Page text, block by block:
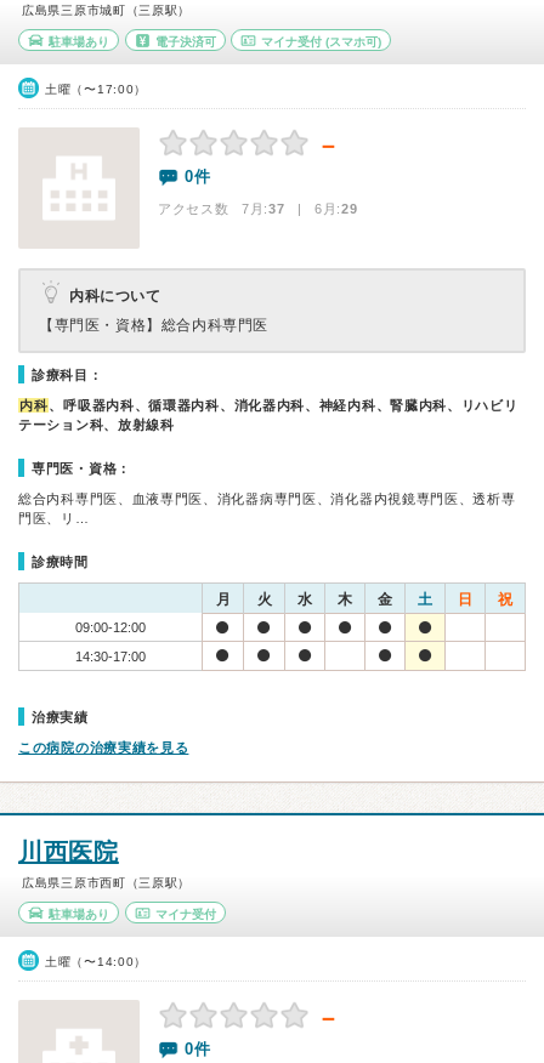
広島県三原市城町（三原駅）
駐車場あり 電子決済可 マイナ受付 (スマホ可)
土曜（〜17:00）
－
0件
アクセス数 7月:37 | 6月:29
内科について
【専門医・資格】 総合内科専門医
診療科目：
内科、呼吸器内科、循環器内科、消化器内科、神経内科、腎臓内科、リハビリ
テーション科、放射線科
専門医・資格：
総合内科専門医、血液専門医、消化器病専門医、消化器内視鏡専門医、透析専
門医、リ…
診療時間
月 火 水 木 金 土 日 祝
09:00-12:00
14:30-17:00
治療実績
この病院の治療実績を見る
川西医院
広島県三原市西町（三原駅）
駐車場あり マイナ受付
土曜（〜14:00）
－
0件